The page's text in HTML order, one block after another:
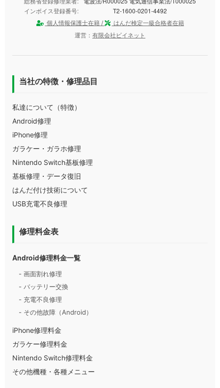
インボイス登録番号:
T2-1600-0201-4492
個人情報保護士在籍 /
はんだ検定一級合格者在籍
運営： 有限会社ビイネット
当社の特徴・修理品目
私達について（特徴）
Android修理
iPhone修理
ガラケー・ガラホ修理
Nintendo Switch基板修理
基板修理・データ復旧
はんだ付け技術について
USB充電不良修理
修理料金表
Android修理料金一覧
- 画面割れ修理
- バッテリー交換
- 充電不良修理
- その他故障（Android）
iPhone修理料金
ガラケー修理料金
Nintendo Switch修理料金
その他機種・各種メニュー